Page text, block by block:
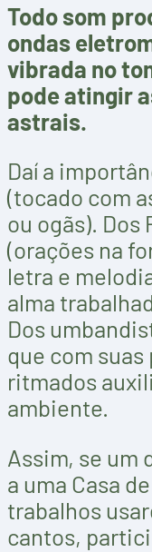
Todo som
ondas
vibrada no
pode atingir
astrais.
Daí a
(tocado com
ou ogãs). Dos
(orações na
letra e
alma
Dos
que com
ritmados
ambiente.
Assim, se um
a uma Casa
trabalhos
cantos,